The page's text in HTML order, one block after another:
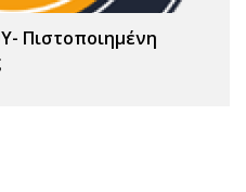
Πιστοποιημένη